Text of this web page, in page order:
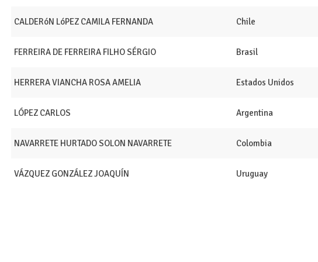
CALDERóN LóPEZ CAMILA FERNANDA Chile
FERREIRA DE FERREIRA FILHO SÉRGIO Brasil
HERRERA VIANCHA ROSA AMELIA Estados Unidos
LÓPEZ CARLOS Argentina
NAVARRETE HURTADO SOLON NAVARRETE Colombia
VÁZQUEZ GONZÁLEZ JOAQUÍN Uruguay